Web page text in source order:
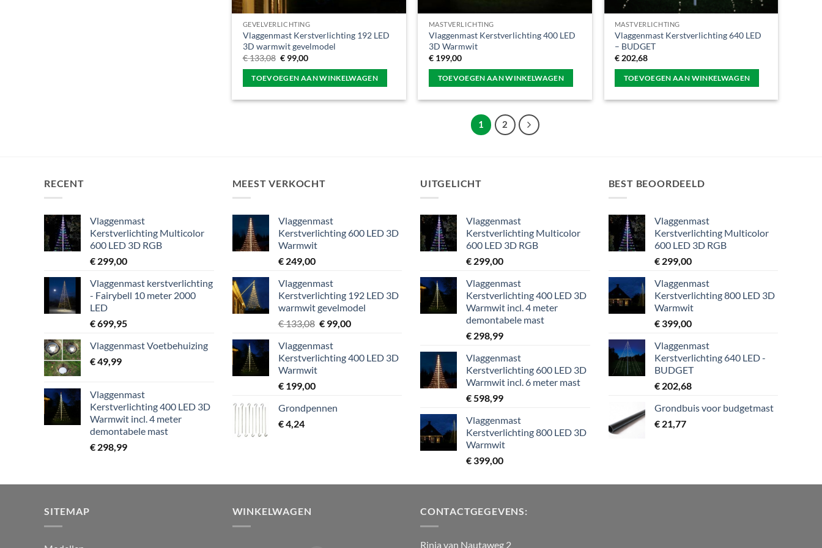
GEVELVERLICHTING
Vlaggenmast Kerstverlichting 192 LED
3D warmwit gevelmodel
€133,08 Oorspronkelijke
was:
€ 133,08.
€99,00Huidige
is:
€ 99,00.
TOEVOEGEN AAN WINKELWAGEN
MASTVERLICHTING
Vlaggenmast Kerstverlichting 400 LED
3D Warmwit
€199,00
TOEVOEGEN AAN WINKELWAGEN
MASTVERLICHTING
Vlaggenmast Kerstverlichting 640 LED
– BUDGET
€202,68
TOEVOEGEN AAN WINKELWAGEN
1 2
RECENT
Vlaggenmast
Kerstverlichting Multicolor
600 LED 3D RGB
€ 299,00
Vlaggenmast kerstverlichting
- Fairybell 10 meter 2000
LED
€699,95
Vlaggenmast Voetbehuizing
€49,99
Vlaggenmast
Kerstverlichting 400 LED 3D
Warmwit incl. 4 meter
demontabele mast
€ 298,99
MEEST VERKOCHT
Vlaggenmast
Kerstverlichting 600 LED 3D
Warmwit
€249,00
Vlaggenmast
Kerstverlichting 192 LED 3D
warmwit gevelmodel
€133,08 Oorspronkelijke
was:
€ 133,08.
€ 99,00Huidige
€ 99,00.
Vlaggenmast
Kerstverlichting 400 LED 3D
Warmwit
€199,00
Grondpennen
€4,24
UITGELICHT
Vlaggenmast
Kerstverlichting Multicolor
600 LED 3D RGB
€ 299,00
Vlaggenmast
Kerstverlichting 400 LED 3D
Warmwit incl. 4 meter
demontabele mast
€ 298,99
Vlaggenmast
Kerstverlichting 600 LED 3D
Warmwit incl. 6 meter mast
€598,99
Vlaggenmast
Kerstverlichting 800 LED 3D
Warmwit
€ 399,00
BEST BEOORDEELD
Vlaggenmast
Kerstverlichting Multicolor
600 LED 3D RGB
€299,00
Vlaggenmast
Kerstverlichting 800 LED 3D
Warmwit
€399,00
Vlaggenmast
Kerstverlichting 640 LED -
BUDGET
€202,68
Grondbuis voor budgetmast
€21,77
SITEMAP WINKELWAGEN CONTACTGEGEVENS:
Rinia van Nautaweg 2